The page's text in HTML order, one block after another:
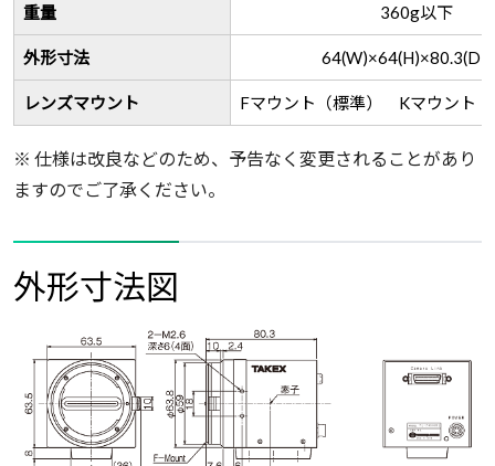
重量 360g以下
外形寸法
レンズマウント Fマウント（標準） Kマウント
※ 仕様は改良などのため、予告なく変更されることがあり
ますのでご了承ください。
外形寸法図